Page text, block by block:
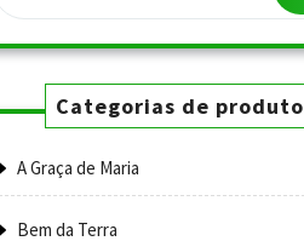
Categorias de produto
A Graça de Maria
Bem da Terra